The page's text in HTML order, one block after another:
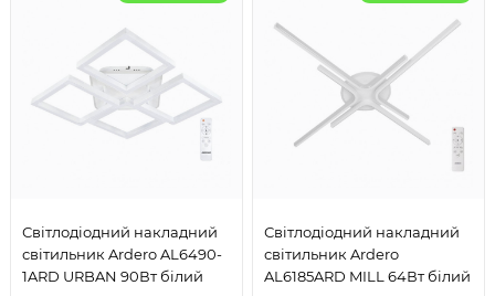
Світлодіодний накладний
світильник Ardero AL6490-
1ARD URBAN 90Вт білий
Світлодіодний накладний
світильник Ardero
AL6185ARD MILL 64Вт білий